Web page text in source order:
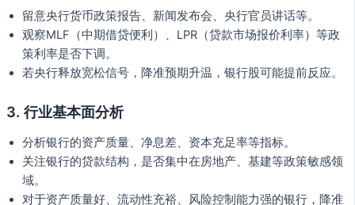
留意央行货币政策报告、新闻发布会、央行官员讲话等。
观察MLF（中期借贷便利）、LPR（贷款市场报价利率）等政
策利率是否下调。
若央行释放宽松信号，降准预期升温，银行股可能提前反应。
3. 行业基本面分析
分析银行的资产质量、净息差、资本充足率等指标。
关注银行的贷款结构，是否集中在房地产、基建等政策敏感领
域。
对于资产质量好、流动性充裕、风险控制能力强的银行，降准